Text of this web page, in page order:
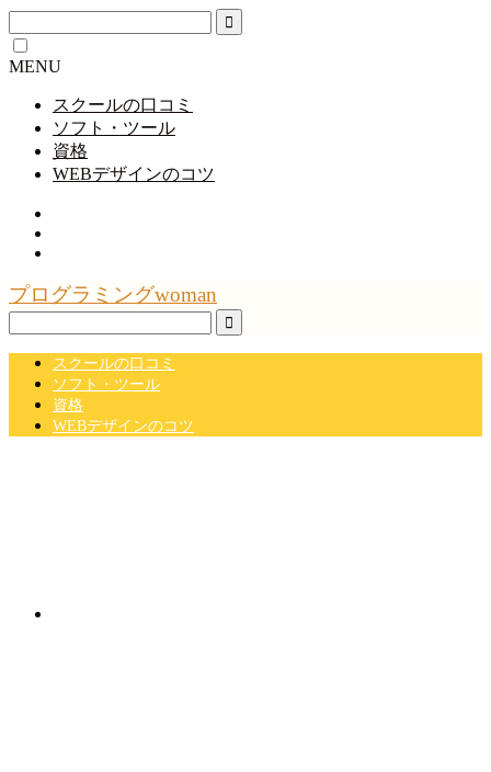
MENU
スクールの口コミ
ソフト・ツール
資格
WEBデザインのコツ
プログラミングwoman
スクールの口コミ
ソフト・ツール
資格
WEBデザインのコツ